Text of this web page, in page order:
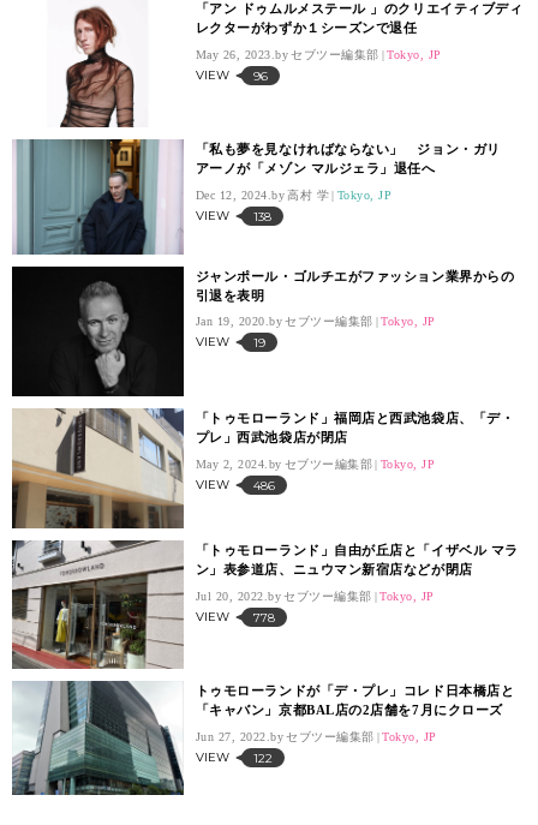
「アン ドゥムルメステール 」のクリエイティブディ
レクターがわずか１シーズンで退任
May 26, 2023. セブツー編集部 Tokyo, JP
VIEW 96
「私も夢を見なければならない」 ジョン・ガリ
アーノが「メゾン マルジェラ」退任へ
Dec 12, 2024. 高村 学 Tokyo, JP
VIEW 138
ジャンポール・ゴルチエがファッション業界からの
引退を表明
Jan 19, 2020. セブツー編集部 Tokyo, JP
VIEW 19
「トゥモローランド」福岡店と西武池袋店、「デ・
プレ」西武池袋店が閉店
May 2, 2024. セブツー編集部 Tokyo, JP
VIEW 486
「トゥモローランド」自由が丘店と「イザベル マラ
ン」表参道店、ニュウマン新宿店などが閉店
Jul 20, 2022. セブツー編集部 Tokyo, JP
VIEW 778
トゥモローランドが「デ・プレ」コレド日本橋店と
「キャバン」京都BAL店の2店舗を7月にクローズ
Jun 27, 2022. セブツー編集部 Tokyo, JP
VIEW 122